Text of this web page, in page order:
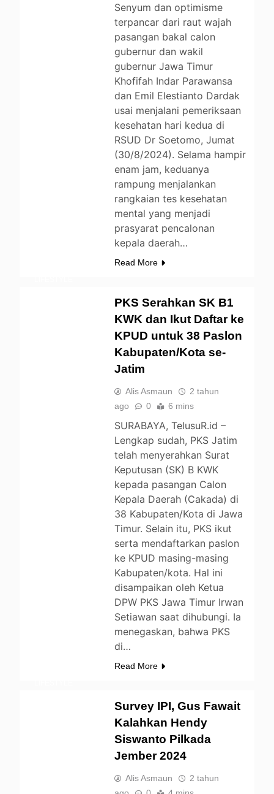
Senyum dan optimisme
terpancar dari raut wajah
pasangan bakal calon
gubernur dan wakil
gubernur Jawa Timur
Khofifah Indar Parawansa
dan Emil Elestianto Dardak
usai menjalani pemeriksaan
kesehatan hari kedua di
RSUD Dr Soetomo, Jumat
(30/8/2024). Selama hampir
enam jam, keduanya
rampung menjalankan
rangkaian tes kesehatan
mental yang menjadi
prasyarat pencalonan
kepala daerah…
Read More
PKS Serahkan SK B1
KWK dan Ikut Daftar ke
KPUD untuk 38 Paslon
Kabupaten/Kota se-
Jatim
Alis Asmaun
2 tahun
ago
0 6 mins
SURABAYA, TelusuR.id –
Lengkap sudah, PKS Jatim
telah menyerahkan Surat
Keputusan (SK) B KWK
kepada pasangan Calon
Kepala Daerah (Cakada) di
38 Kabupaten/Kota di Jawa
Timur. Selain itu, PKS ikut
serta mendaftarkan paslon
ke KPUD masing-masing
Kabupaten/kota. Hal ini
disampaikan oleh Ketua
DPW PKS Jawa Timur Irwan
Setiawan saat dihubungi. Ia
menegaskan, bahwa PKS
di…
Read More
Survey IPI, Gus Fawait
Kalahkan Hendy
Siswanto Pilkada
Jember 2024
Alis Asmaun
2 tahun